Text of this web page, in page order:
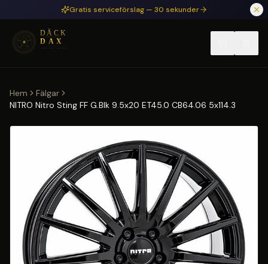
Hoppa till huvudinnehållGratis serviceförslag — 30 sekunder
Hem
Fälgar
NITRO Nitro Sting FF G.Blk 9.5x20 ET45.0 CB64.06 5x114.3